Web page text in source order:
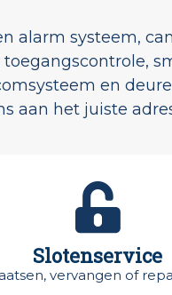
alarm systeem,
en
aan het juiste
Slotenservice
vervangen of